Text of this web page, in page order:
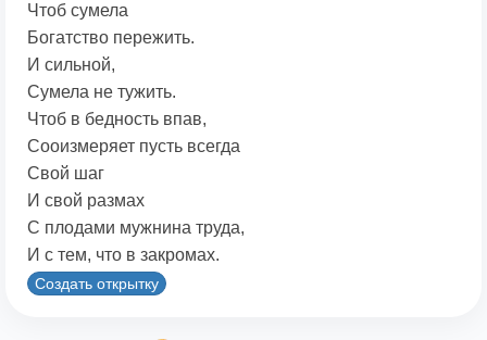
Чтоб сумела
Богатство пережить.
И сильной,
Сумела не тужить.
Чтоб в бедность впав,
Сооизмеряет пусть всегда
Свой шаг
И свой размах
С плодами мужнина труда,
И с тем, что в закромах.
Создать открытку